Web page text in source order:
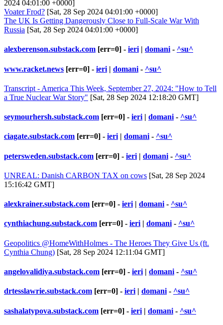
2024 04:01:00 +0000]
Voater Frod? [Sat, 28 Sep 2024 04:01:00 +0000]
The UK Is Getting Dangerously Close to Full-Scale War With
Russia [Sat, 28 Sep 2024 04:01:00 +0000]
alexberenson.substack.com [err=0] - ieri | domani - ^su^
www.racket.news [err=0] - ieri | domani - ^su^
Transcript - America This Week, September 27, 2024: "How to Tell
a True Nuclear War Story" [Sat, 28 Sep 2024 12:18:20 GMT]
seymourhersh.substack.com [err=0] - ieri | domani - ^su^
ciagate.substack.com [err=0] - ieri| domani- ^su^
petersweden.substack.com [err=0] - ieri | domani - ^su^
UNREAL: Danish CARBON TAX on cows [Sat, 28 Sep 2024
15:16:42 GMT]
alexkrainer.substack.com [err=0] - ieri | domani - ^su^
cynthiachung.substack.com [err=0] - ieri| domani- ^su^
Geopolitics @HomeWithHolmes - The Heroes They Give Us (ft.
Cynthia Chung) [Sat, 28 Sep 2024 12:11:04 GMT]
angelovalidiya.substack.com [err=0] - ieri | domani - ^su^
drtesslawrie.substack.com [err=0] - ieri | domani - ^su^
sashalatypova.substack.com [err=0] - ieri | domani - ^su^